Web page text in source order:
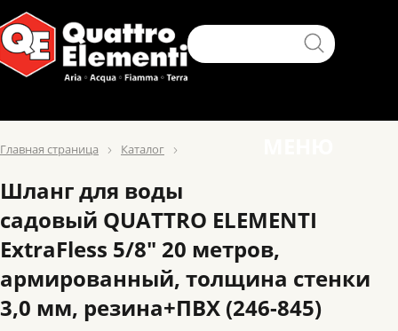
Главная страница Каталог
Шланг для воды
садовый QUATTRO ELEMENTI
ExtraFless 5/8" 20 метров,
армированный, толщина стенки
3,0 мм, резина+ПВХ (246-845)